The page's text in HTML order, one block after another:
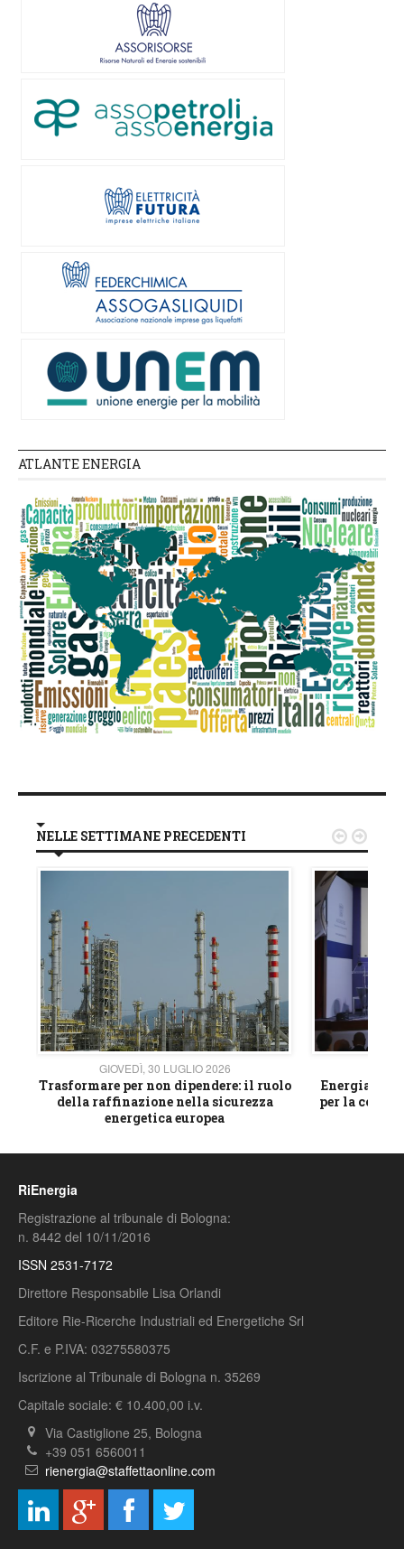
ATLANTE ENERGIA
NELLE SETTIMANE PRECEDENTI
GIOVEDÌ, 30 LUGLIO 2026
Trasformare per non dipendere: il ruolo
della raffinazione nella sicurezza
energetica europea
Energia e
per la
 
RiEnergia
Registrazione al tribunale di Bologna:
n. 8442 del 10/11/2016
ISSN 2531-7172
Direttore Responsabile Lisa Orlandi
Editore Rie-Ricerche Industriali ed Energetiche Srl
C.F. e P.IVA: 03275580375
Iscrizione al Tribunale di Bologna n. 35269
Capitale sociale: € 10.400,00 i.v.
Via Castiglione 25, Bologna
+39 051 6560011
rienergia@staffettaonline.com